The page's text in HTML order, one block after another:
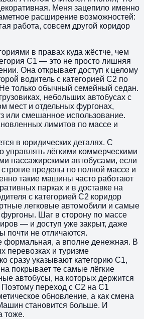
Меня зацепило именно
расширение возможностей:
работа, совсем другой коридор
в правах куда жёстче, чем
С1 — это не просто лишняя
Она открывает доступ к целому
водитель с категорией С2 по
только обычный семейный седан.
небольших автобусах с
мест и отдельных фургонах,
или смешанное использование.
лимитов по массе и
в юридических деталях. С
управлять лёгкими коммерческими
пассажирскими автобусами, если
пределы по полной массе и
такие машины часто работают
парках и в доставке на
с категорией С2 коридор
легковые автомобили и самые
Шаг в сторону по массе
— и доступ уже закрыт, даже
не отличаются.
формальная, а вполне денежная. В
перевозках и туризме
сразу указывают категорию С1,
покрывает те самые лёгкие
автобусы, на которых держится
переход с С2 на С1
обновление, а как смена
становится больше. И
тоже.